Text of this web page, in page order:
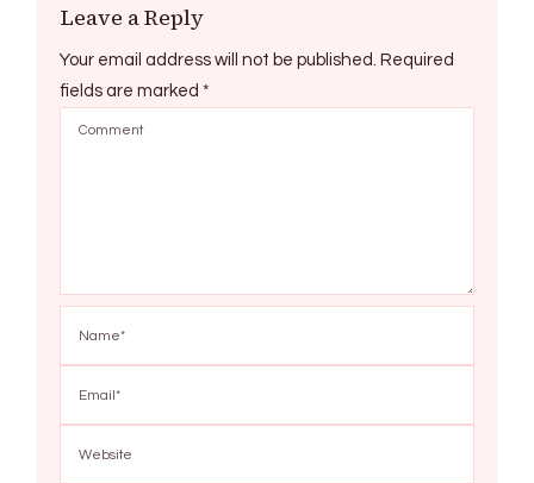
Leave a Reply
Your email address will not be published. Required
fields are marked *